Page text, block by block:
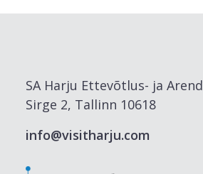
SA Harju Ettevõtlus- ja
Sirge 2, Tallinn 10618
info@visitharju.com